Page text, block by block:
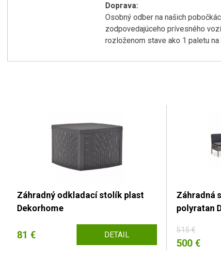
Doprava:
Osobný odber na našich
zodpovedajúceho prívesného
rozloženom stave ako 1 paletu
Záhradný odkladací stolík plast
Dekorhome
81 € DETAIL
Záhradná
polyratan
515 €
500 €